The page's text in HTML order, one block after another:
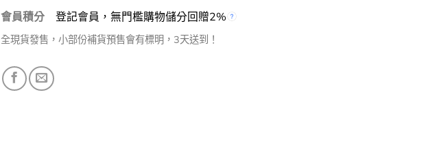
會員積分
登記會員，無門檻購物儲分回贈2%
全現貨發售，小部份補貨預售會有標明，3天送到！